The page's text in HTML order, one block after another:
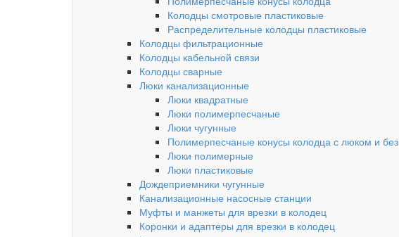
Колодцы смотровые пластиковые
Распределительные колодцы пластиковые
Колодцы фильтрационные
Колодцы кабельной связи
Колодцы сварные
Люки канализационные
Люки квадратные
Люки полимерпесчаные
Люки чугунные
Полимерпесчаные конусы колодца с люком и без
Люки полимерные
Люки пластиковые
Дождеприемники чугунные
Канализационные насосные станции
Муфты и манжеты для врезки в колодец
Коронки и адаптеры для врезки в колодец